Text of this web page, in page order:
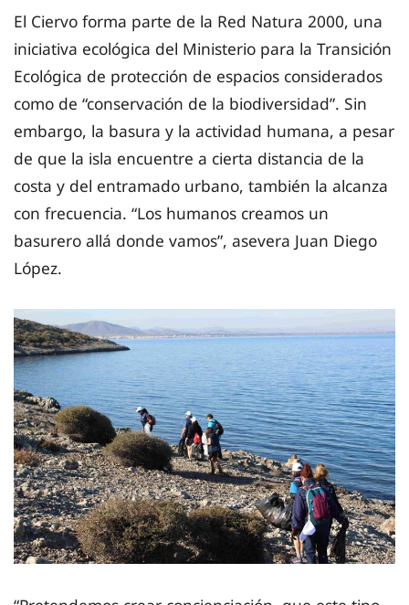
El Ciervo forma parte de la Red Natura 2000, una
iniciativa ecológica del Ministerio para la Transición
Ecológica de protección de espacios considerados
como de “conservación de la biodiversidad”. Sin
embargo, la basura y la actividad humana, a pesar
de que la isla encuentre a cierta distancia de la
costa y del entramado urbano, también la alcanza
con frecuencia. “Los humanos creamos un
basurero allá donde vamos”, asevera Juan Diego
López.